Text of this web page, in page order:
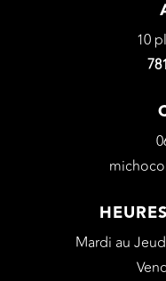
10
Mardi au